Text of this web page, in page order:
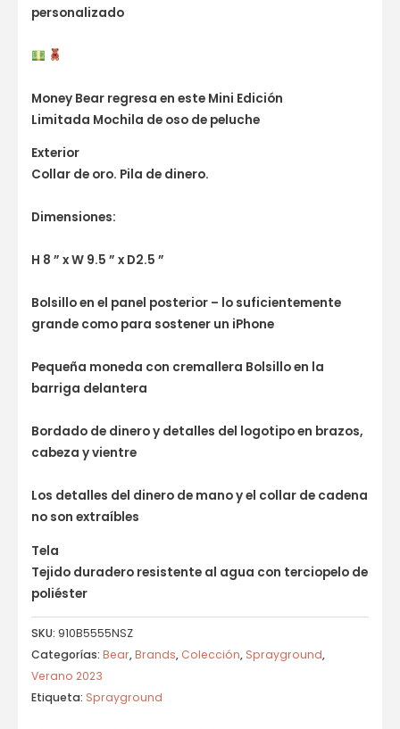
personalizado
Money Bear regresa en este Mini Edición
Limitada Mochila de oso de peluche
Exterior
Collar de oro. Pila de dinero.
Dimensiones:
H 8 ” x W 9.5 ” x D2.5 ”
Bolsillo en el panel posterior – lo suficientemente
grande como para sostener un iPhone
Pequeña moneda con cremallera Bolsillo en la
barriga delantera
Bordado de dinero y detalles del logotipo en brazos,
cabeza y vientre
Los detalles del dinero de mano y el collar de cadena
no son extraíbles
Tela
Tejido duradero resistente al agua con terciopelo de
poliéster
SKU: 910B5555NSZ
Categorías: Bear,Brands, Colección, Sprayground,
Verano 2023
Etiqueta: Sprayground